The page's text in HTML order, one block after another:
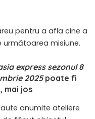
pentru a afla cine a
misiune.
express sezonul 8
2025poate fi
mai jos
anumite ateliere